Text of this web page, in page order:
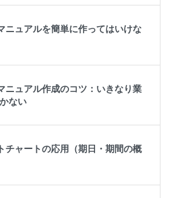
ニュアルを簡単に作ってはいけな
ニュアル作成のコツ：いきなり業
ない
チャートの応用（期日・期間の概